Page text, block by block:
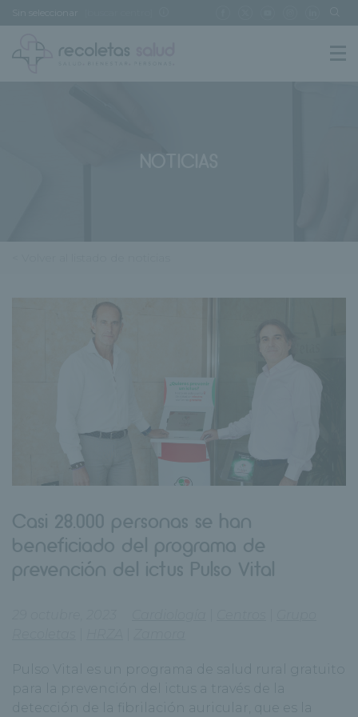
NOTICIAS
Casi 28.000 personas se han
beneficiado del programa de
prevención del ictus Pulso Vital
Pulso Vital es un programa de salud rural gratuito
para la prevención del ictus a través de la
detección de la fibrilación auricular, que es la